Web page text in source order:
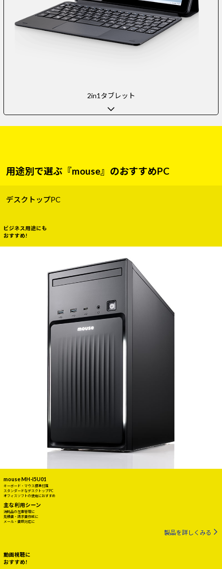
2in1タブレット
用途別で選ぶ『mouse』のおすすめPC
デスクトップPC
ビジネス用途にも
おすすめ!
mouse MH-I5U01
キーボード・マウス標準付属
スタンダードなデスクトップPC
オフィスソフトの使用におすすめ
主な利用シーン
消耗品の在庫管理に
見積書・請求書作成に
メール・書類対応に
製品を詳しくみる
動画視聴に
おすすめ!